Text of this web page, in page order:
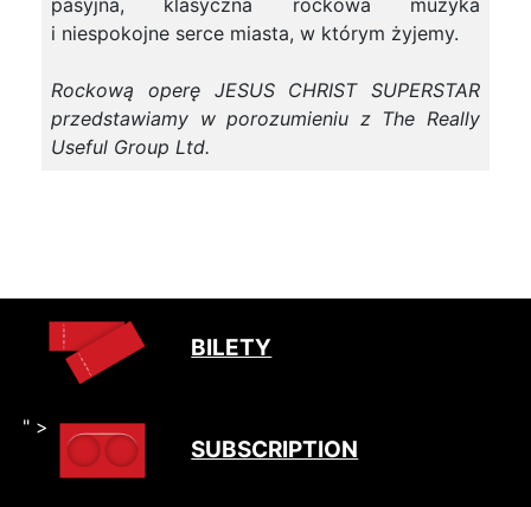
i niespokojne serce miasta, w którym żyjemy.
Rockową operę JESUS CHRIST SUPERSTAR
przedstawiamy w porozumieniu z The Really
Useful Group Ltd.
BILETY
" >
SUBSCRIPTION